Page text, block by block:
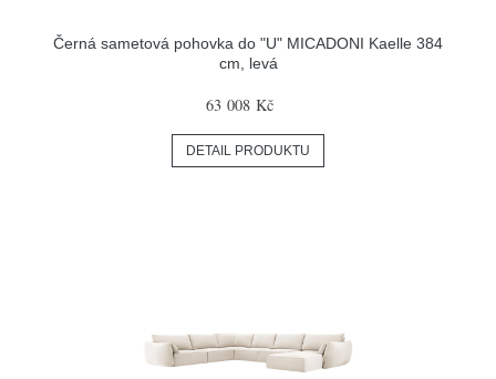
Černá sametová pohovka do "U" MICADONI Kaelle 384
cm, levá
63 008 Kč
DETAIL PRODUKTU